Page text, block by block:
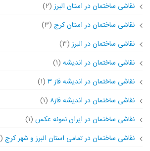
نقاشی ساختمان در استان البرز(۲)
نقاشی ساختمان در استان کرج (۳)
نقاشی ساختمان در البرز(۳)
نقاشی ساختمان در اندیشه (۱)
نقاشی ساختمان در اندیشه فاز ۳
(۱)
نقاشی ساختمان در اندیشه فاز۸ (۱)
نقاشی ساختمان در ایران نمونه عکس (۱)
نقاشی ساختمان در تمامی استان البرز و شهر کرج (۲)